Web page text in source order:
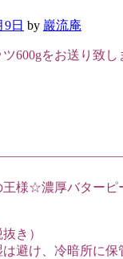
9日 by 巖流庵
600gをお送り致し
様☆濃厚バターピ
き）
避け、冷暗所に保